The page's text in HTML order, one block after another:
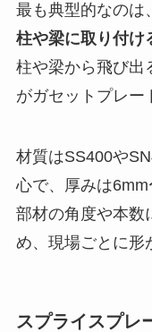
最も典型的なのは、
柱や梁に取り付け
柱や梁から飛び出
がガセットプレー
材質はSS400や
心で、厚みは
部材の角度や本数
め、現場ごとに形
スプライスプレ